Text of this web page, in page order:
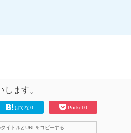
します。
はてな 0 Pocket 0
タイトルとURLをコピーする